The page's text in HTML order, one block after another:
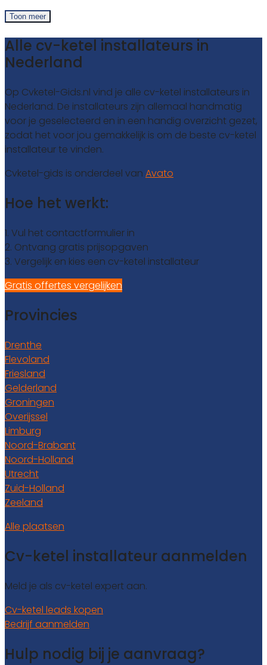
Toon meer
Alle cv-ketel installateurs in
Nederland
Op Cvketel-Gids.nl vind je alle cv-ketel installateurs in
Nederland. De installateurs zijn allemaal handmatig
voor je geselecteerd en in een handig overzicht gezet,
zodat het voor jou gemakkelijk is om de beste cv-ketel
installateur te vinden.
Cvketel-gids is onderdeel van Avato
Hoe het werkt:
1. Vul het contactformulier in
2. Ontvang gratis prijsopgaven
3. Vergelijk en kies een cv-ketel installateur
Gratis offertes vergelijken
Provincies
Drenthe
Flevoland
Friesland
Gelderland
Groningen
Overijssel
Limburg
Noord-Brabant
Noord-Holland
Utrecht
Zuid-Holland
Zeeland
Alle plaatsen
Cv-ketel installateur aanmelden
Meld je als cv-ketel expert aan.
Cv-ketel leads kopen
Bedrijf aanmelden
Hulp nodig bij je aanvraag?